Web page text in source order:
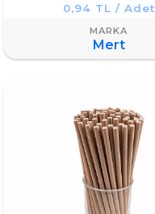
0,94 TL / Adet
Mert